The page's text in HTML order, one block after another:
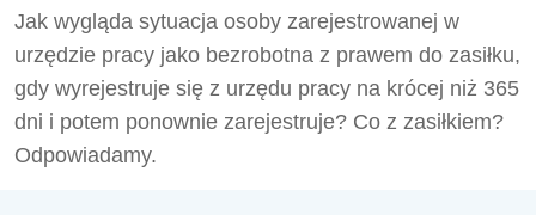
Jak wygląda sytuacja osoby zarejestrowanej w
urzędzie pracy jako bezrobotna z prawem do zasiłku,
gdy wyrejestruje się z urzędu pracy na krócej niż 365
dni i potem ponownie zarejestruje? Co z zasiłkiem?
Odpowiadamy.